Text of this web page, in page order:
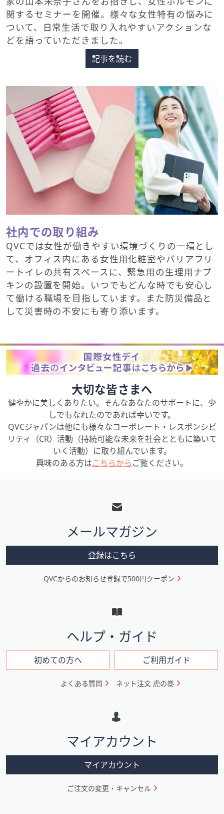
関するセミナーを開催。様々な女性特有の悩みに
ついて、日常生活で取り入れやすいアクションな
どを語っていただきました。
記事を読む
社内での取り組み
QVCでは女性が働きやすい環境づくりの一環とし
て、オフィス内にある女性用化粧室やバリアフリ
ートイレの共有スペースに、緊急用の生理用ナプ
キンの設置を開始。いつでもどんな時でも安心し
て働ける職場を目指しています。また防災備品と
して災害時の不安にも寄り添います。
大切な皆さまへ
健やかに美しくありたい。そんなあなたのサポートに、少
しでもなれたのであれば幸いです。
QVCジャパンは他にも様々なコーポレート・レスポンシビ
リティ（CR）活動（持続可能な未来を社会とともに築いて
いく活動）に取り組んでいます。
興味のある方はこちらからご覧ください。
メ
ニ
ン
ン
メールマガジン
登録はこちら
QVCからのお知らせ登録で500円クーポン
ヘルプ・ガイド
初めての方へ ご利用ガイド
よくある質問 ネット注文 虎の巻
マイアカウント
マイアカウント
ご注文の変更・キャンセル